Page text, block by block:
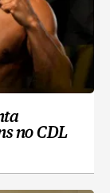
no CDL